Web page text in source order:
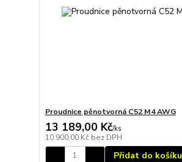
Proudnice pěnotvorná C52 M4 AWG
13 189,00 Kč/ks
10 900,00 Kč bez DPH
Přidat do košíku